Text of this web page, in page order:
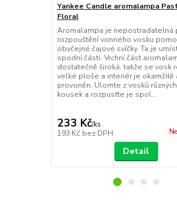
Yankee Candle aromalampa
Floral
Aromalampa je nepostradatelná
rozpouštění vonného vosku
obyčejné čajové svíčky. Ta je
spodní části. Vrchní část
dostatečně široká, takže se vosk
velké ploše a interiér je okamžitě
provoněn. Ulomte z vosků
kousek a rozpusťte je spol...
233 Kč/ks
193 Kč bez DPH
Detail